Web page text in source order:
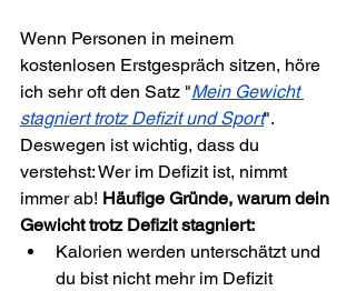
Wenn Personen in meinem
kostenlosen Erstgespräch sitzen, höre
ich sehr oft den Satz "Mein Gewicht
stagniert trotz Defizit und Sport".
Deswegen ist wichtig, dass du
verstehst: Wer im Defizit ist, nimmt
immer ab! Häufige Gründe, warum dein
Gewicht trotz Defizit stagniert:
Kalorien werden unterschätzt und
du bist nicht mehr im Defizit